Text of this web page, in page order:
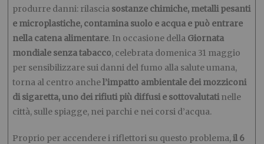
produrre danni: rilascia sostanze chimiche, metalli pesanti
e microplastiche, contamina suolo e acqua e può entrare
nella catena alimentare. In occasione della Giornata
mondiale senza tabacco, celebrata domenica 31 maggio
per sensibilizzare sui danni del fumo alla salute umana,
torna al centro anchel’impatto ambientale dei mozziconi
di sigaretta, uno dei rifiuti più diffusi e sottovalutatinelle
città, sulle spiagge, nei parchi e nei corsi d’acqua.
Proprio per accendere i riflettori su questo problema,il 6